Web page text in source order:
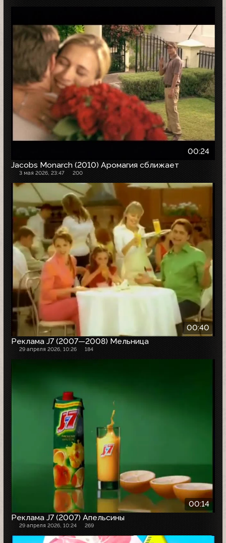
00:24
Jacobs Monarch (2010) Аромагия сближает
3 мая 2026, 23:47 200
00:40
Реклама J7 (2007—2008) Мельница
29 апреля 2026, 10:26 184
00:14
Реклама J7 (2007) Апельсины
29 апреля 2026, 10:24 269